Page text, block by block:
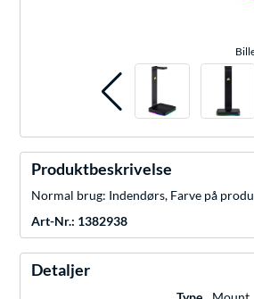
Produktbeskrivelse
Normal brug: Indendørs, Farve på
Art-Nr.: 1382938
Detaljer